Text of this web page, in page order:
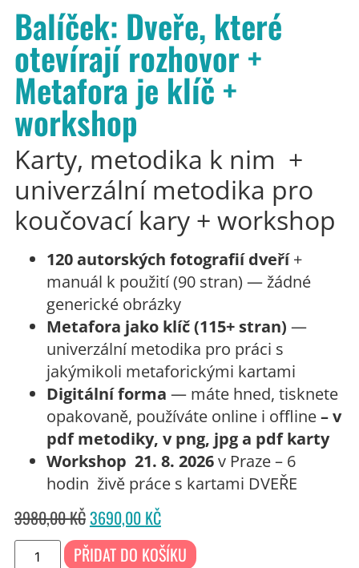
Balíček: Dveře, které
otevírají rozhovor +
Metafora je klíč +
workshop
Karty, metodika k nim +
univerzální metodika pro
koučovací kary + workshop
120 autorských fotografií dveří+
manuál k použití (90 stran) — žádné
generické obrázky
Metafora jako klíč (115+ stran) —
univerzální metodika pro práci s
jakýmikoli metaforickými kartami
Digitální forma — máte hned, tisknete
opakovaně, používáte online i offline– v
pdf metodiky, v png, jpg a pdf karty
Workshop 21. 8. 2026v Praze – 6
hodin živě práce s kartami DVEŘE
3980,00KČ3690,00 KČ
PŘIDAT DO KOŠÍKU